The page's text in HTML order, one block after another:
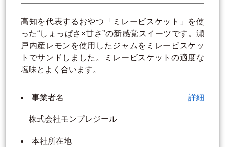
高知を代表するおやつ「ミレービスケット」を使
った“しょっぱさ×甘さ”の新感覚スイーツです。瀬
戸内産レモンを使用したジャムをミレービスケッ
トでサンドしました。ミレービスケットの適度な
塩味とよく合います。
事業者名 詳細
株式会社モンプレジール
本社所在地